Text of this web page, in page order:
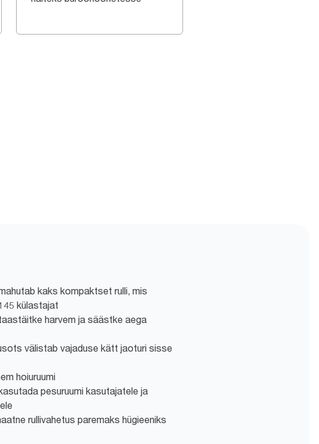
kaks kompaktset rulli, mis
külastajat
harvem ja säästke aega
välistab vajaduse kätt jaoturi sisse
hoiuruumi
pesuruumi kasutajatele ja
rullivahetus paremaks hügieeniks